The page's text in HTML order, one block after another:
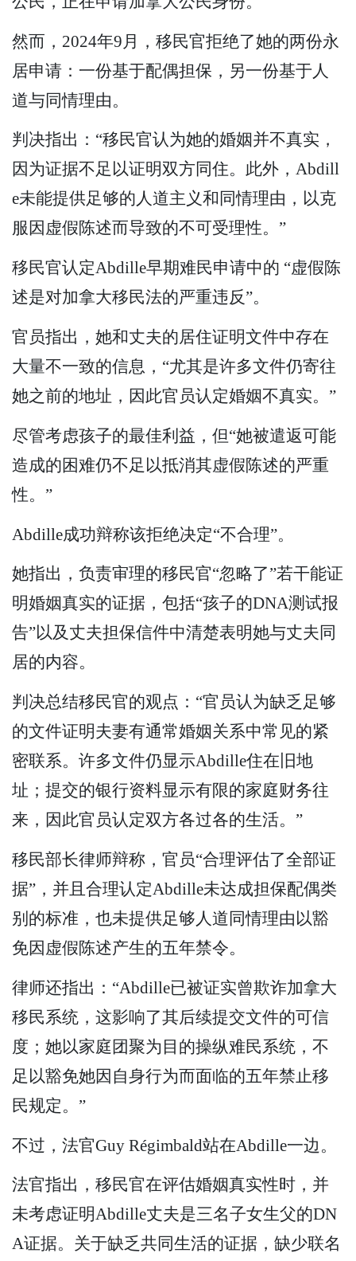
然而，2024年9月，移民官拒绝了她的两份永
居申请：一份基于配偶担保，另一份基于人
道与同情理由。
判决指出：“移民官认为她的婚姻并不真实，
因为证据不足以证明双方同住。此外，Abdill
e未能提供足够的人道主义和同情理由，以克
服因虚假陈述而导致的不可受理性。”
移民官认定Abdille早期难民申请中的 “虚假陈
述是对加拿大移民法的严重违反”。
官员指出，她和丈夫的居住证明文件中存在
大量不一致的信息，“尤其是许多文件仍寄往
她之前的地址，因此官员认定婚姻不真实。”
尽管考虑孩子的最佳利益，但“她被遣返可能
造成的困难仍不足以抵消其虚假陈述的严重
性。”
Abdille成功辩称该拒绝决定“不合理”。
她指出，负责审理的移民官“忽略了”若干能证
明婚姻真实的证据，包括“孩子的DNA测试报
告”以及丈夫担保信件中清楚表明她与丈夫同
居的内容。
判决总结移民官的观点：“官员认为缺乏足够
的文件证明夫妻有通常婚姻关系中常见的紧
密联系。许多文件仍显示Abdille住在旧地
址；提交的银行资料显示有限的家庭财务往
来，因此官员认定双方各过各的生活。”
移民部长律师辩称，官员“合理评估了全部证
据”，并且合理认定Abdille未达成担保配偶类
别的标准，也未提供足够人道同情理由以豁
免因虚假陈述产生的五年禁令。
律师还指出：“Abdille已被证实曾欺诈加拿大
移民系统，这影响了其后续提交文件的可信
度；她以家庭团聚为目的操纵难民系统，不
足以豁免她因自身行为而面临的五年禁止移
民规定。”
不过，法官Guy Régimbald站在Abdille一边。
法官指出，移民官在评估婚姻真实性时，并
未考虑证明Abdille丈夫是三名子女生父的DN
A证据。关于缺乏共同生活的证据，缺少联名